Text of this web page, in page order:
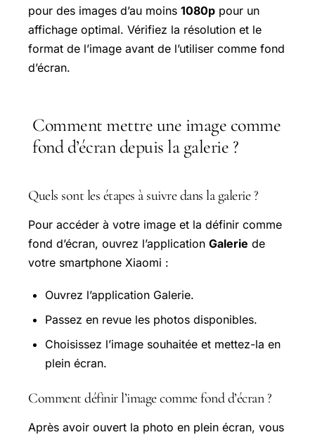
pour des images d’au moins 1080p pour un
affichage optimal. Vérifiez la résolution et le
format de l’image avant de l’utiliser comme fond
d’écran.
Comment mettre une image comme
fond d’écran depuis la galerie ?
Quels sont les étapes à suivre dans la galerie ?
Pour accéder à votre image et la définir comme
fond d’écran, ouvrez l’application Galerie de
votre smartphone Xiaomi :
Ouvrez l’application Galerie.
Passez en revue les photos disponibles.
Choisissez l’image souhaitée et mettez-la en
plein écran.
Comment définir l’image comme fond d’écran ?
Après avoir ouvert la photo en plein écran, vous